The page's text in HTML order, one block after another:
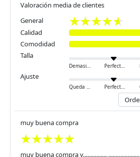
Valoración media de clientes
General
Calidad
Comodidad
Talla
Demasiado pequeño Perfecto
Ajuste
Queda ajustado Perfecto
muy buena compra
muy buena compra y................,.....................